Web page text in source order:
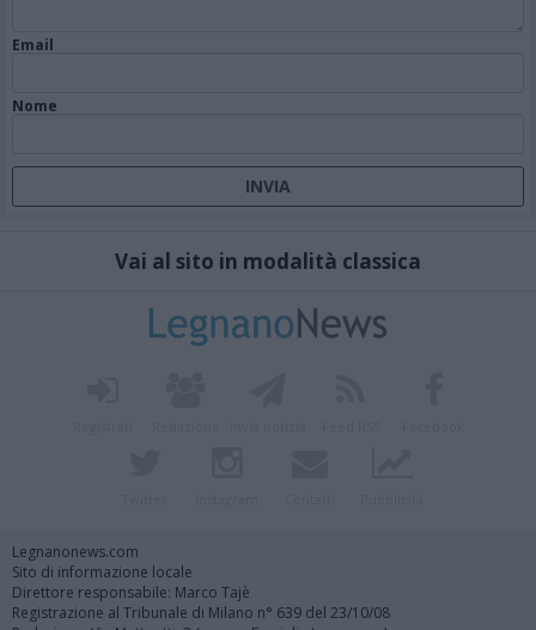
Email
Nome
Vai al sito in modalità classica
Legnanonews.com
Sito di informazione locale
Direttore responsabile: Marco Tajè
Registrazione al Tribunale di Milano n° 639 del 23/10/08